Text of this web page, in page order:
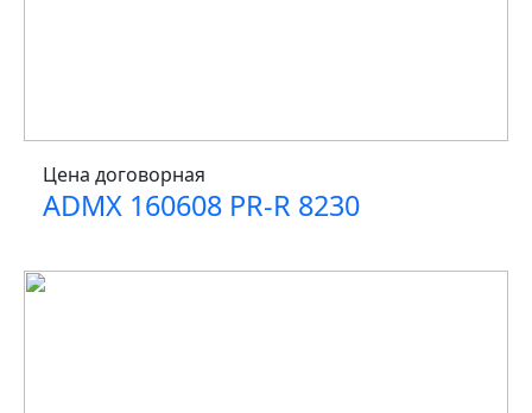
Цена договорная
ADMX 160608 PR-R 8230